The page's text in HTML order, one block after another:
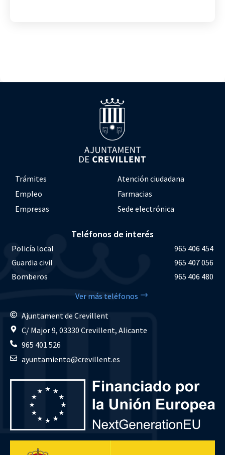
Trámites
Atención ciudadana
Empleo
Farmacias
Empresas
Sede electrónica
Teléfonos de interés
Policía local
965 406 454
Guardia civil
965 407 056
Bomberos
965 406 480
Ver más teléfonos
Ajuntament de Crevillent
C/ Major 9, 03330 Crevillent, Alicante
965 401 526
ayuntamiento@crevillent.es